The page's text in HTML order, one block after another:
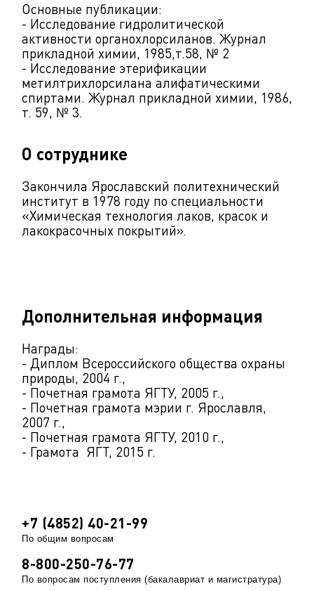
Основные публикации:
- Исследование гидролитической
активности органохлорсиланов. Журнал
прикладной химии, 1985,т.58, № 2
- Исследование этерификации
метилтрихлорсилана алифатическими
спиртами. Журнал прикладной химии, 1986,
т. 59, № 3.
О сотруднике
Закончила Ярославский политехнический
институт в 1978 году по специальности
«Химическая технология лаков, красок и
лакокрасочных покрытий».
Дополнительная информация
Награды:
- Диплом Всероссийского общества охраны
природы, 2004 г.,
- Почетная грамота ЯГТУ, 2005 г.,
- Почетная грамота мэрии г. Ярославля,
2007 г.,
- Почетная грамота ЯГТУ, 2010 г.,
- Грамота ЯГТ, 2015 г.
+7 (4852) 40-21-99
По общим вопросам
8-800-250-76-77
По вопросам поступления (бакалавриат и магистратура)